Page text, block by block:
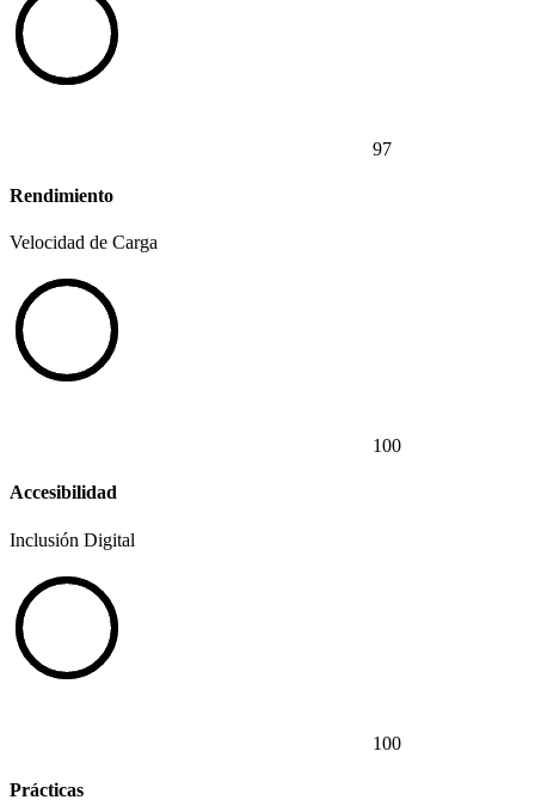
97
Rendimiento
Velocidad de Carga
100
Accesibilidad
Inclusión Digital
100
Prácticas